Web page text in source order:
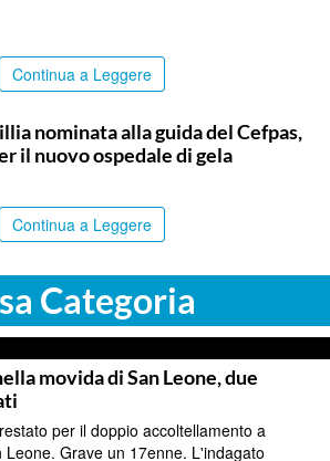
Continua a Leggere
nominata alla guida del Cefpas,
il nuovo ospedale di gela
Continua a Leggere
Categoria
movida di San Leone, due
per il doppio accoltellamento a
Leone. Grave un 17enne. L'indagato